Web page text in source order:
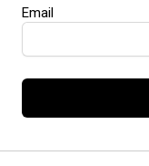
Email